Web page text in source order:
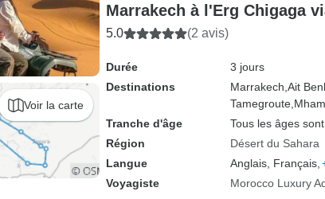
Voir la carte
Marrakech à l'Erg Chigaga
de luxe
5.0 (2 avis)
Durée
3 jours
Destinations
Marrakech, Ait
Tamegroute,
Tranche d'âge
Tous les âges
Région
Désert du Sahara
Langue
Anglais, Français,
Voyagiste
Morocco Luxury